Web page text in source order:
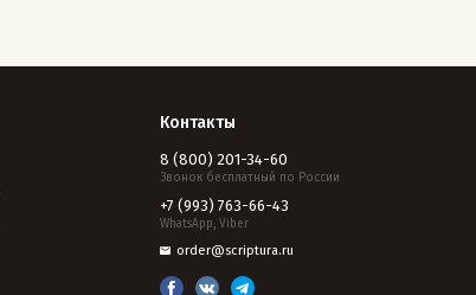
Контакты
8 (800) 201-34-60
Звонок бесплатный по России
+7 (993) 763-66-43
WhatsApp, Viber
order@scriptura.ru